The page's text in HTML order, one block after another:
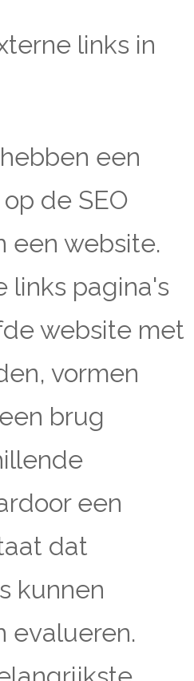
links in
een
de SEO
een website.
links pagina's
website met
vormen
brug
een
dat
kunnen
evalueren.